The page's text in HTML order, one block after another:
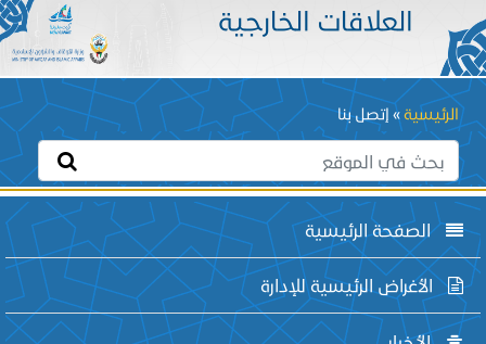
العلاقات الخارجية
Breadcrumb
الرئيسية إتصل بنا
الصفحة الرئيسية
الأغراض الرئيسية للإدارة